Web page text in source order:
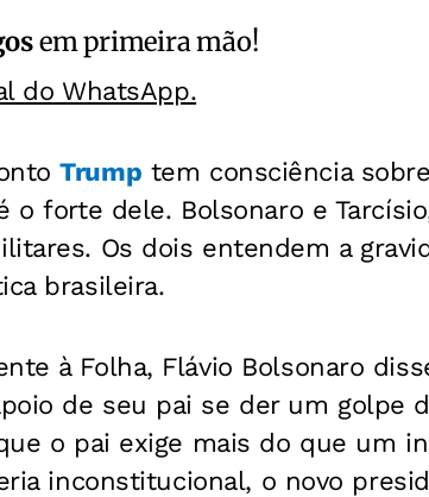
em primeira mão!
do WhatsApp.
Trump tem consciência
o forte dele. Bolsonaro e
Os dois entendem a
brasileira.
à Folha, Flávio Bolsonaro
de seu pai se der um golpe
o pai exige mais do que um
inconstitucional, o novo